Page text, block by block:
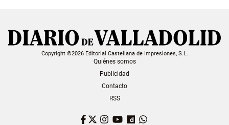
Copyright ©2026 Editorial Castellana de Impresiones, S.L.
Quiénes somos
Publicidad
Contacto
RSS
Facebook
TwitterInstagram
YouTubeDailymotion